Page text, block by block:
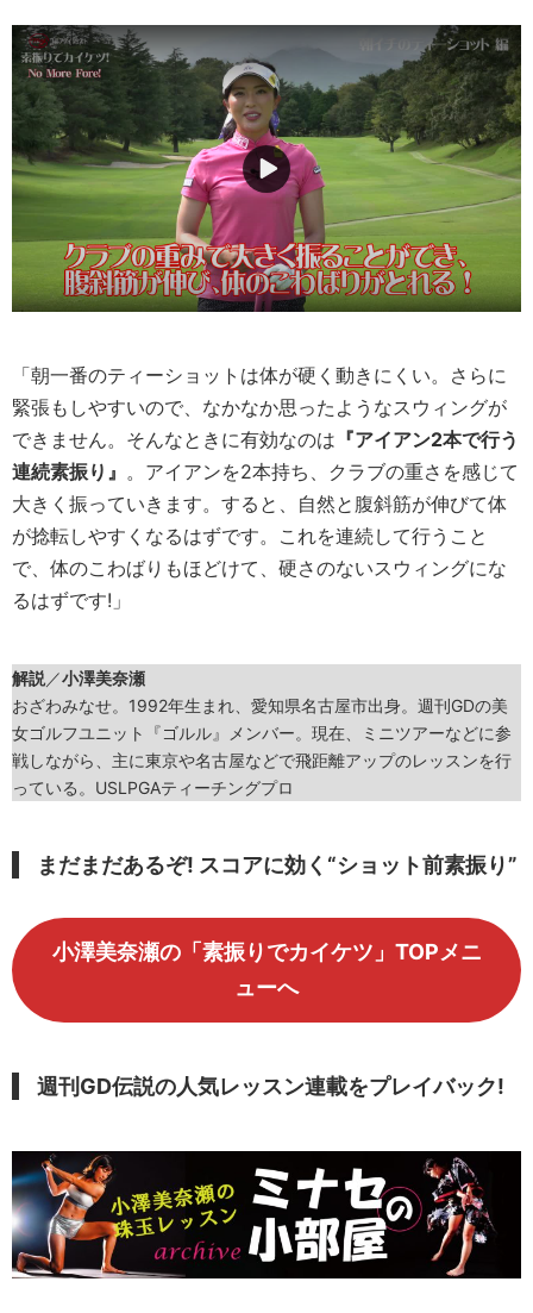
「朝一番のティーショットは体が硬く動きにくい。さらに
緊張もしやすいので、なかなか思ったようなスウィングが
できません。そんなときに有効なのは 『アイアン2本で行う
連続素振り』 。アイアンを2本持ち、クラブの重さを感じて
大きく振っていきます。すると、自然と腹斜筋が伸びて体
が捻転しやすくなるはずです。これを連続して行うこと
で、体のこわばりもほどけて、硬さのないスウィングにな
るはずです!」
解説／小澤美奈瀬
おざわみなせ。1992年生まれ、愛知県名古屋市出身。週刊GDの美
女ゴルフユニット『ゴルル』メンバー。現在、ミニツアーなどに参
戦しながら、主に東京や名古屋などで飛距離アップのレッスンを行
っている。USLPGAティーチングプロ
まだまだあるぞ! スコアに効く“ショット前素振り”
小澤美奈瀬の「素振りでカイケツ」TOPメニ
ューへ
週刊GD伝説の人気レッスン連載をプレイバック!